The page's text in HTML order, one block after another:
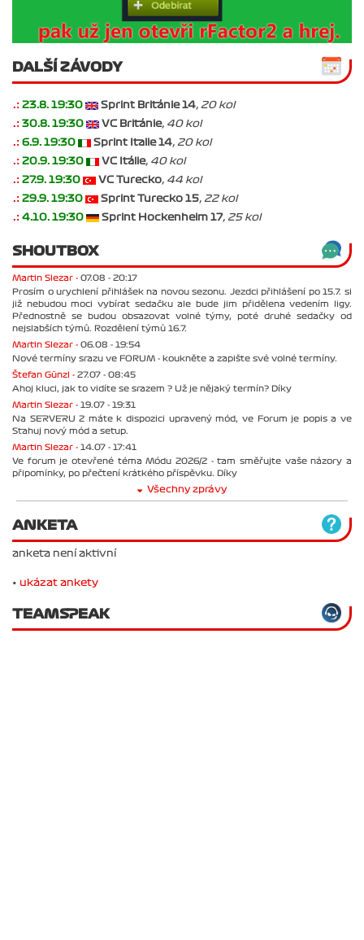
DALŠÍ ZÁVODY
.: 23.8. 19:30 Sprint Británie 14, 20 kol
.: 30.8. 19:30 VC Británie, 40 kol
.: 6.9. 19:30 Sprint Italie 14, 20 kol
.: 20.9. 19:30 VC Itálie, 40 kol
.: 27.9. 19:30 VC Turecko, 44 kol
.: 29.9. 19:30 Sprint Turecko 15, 22 kol
.: 4.10. 19:30 Sprint Hockenheim 17, 25 kol
SHOUTBOX
Martin Slezar - 07.08 - 20:17
Prosím o urychlení přihlášek na novou sezonu. Jezdci přihlášení po 15.7. si
již nebudou moci vybírat sedačku ale bude jim přidělena vedením ligy.
Přednostně se budou obsazovat volné týmy, poté druhé sedačky od
nejslabších týmů. Rozdělení týmů 16.7.
Martin Slezar - 06.08 - 19:54
Nové termíny srazu ve FORUM - koukněte a zapište své volné termíny.
Štefan Günzl - 27.07 - 08:45
Ahoj kluci, jak to vidíte se srazem ? Už je nějaký termín? Díky
Martin Slezar - 19.07 - 19:31
Na SERVERU 2 máte k dispozici upravený mód, ve Forum je popis a ve
Stahuj nový mód a setup.
Martin Slezar - 14.07 - 17:41
Ve forum je otevřené téma Módu 2026/2 - tam směřujte vaše názory a
připomínky, po přečtení krátkého příspěvku. Díky
Všechny zprávy
ANKETA
anketa není aktivní
• ukázat ankety
TEAMSPEAK